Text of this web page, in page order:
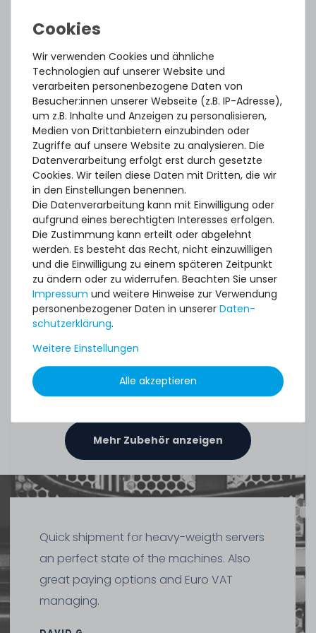
ZUBEHÖR & ERSATZTEILE
Thermal Grizzly Duronaut Wärmeleitpaste / Thermal
Paste - 2g Tube - TG-D-002-R
7Stück sofort lieferbar
1-2 Tage*
9,90 € *
2Gramm | 4.950,00 € / Kilogramm
Thermal Grizzly Duronaut Wärmeleitpaste / Thermal
Paste - 6g Tube - TG-D-006-R
17,90 € *
6 Gramm | 2.983,33 € / Kilogramm
SERVERSHOP24 Wärmeleitpaste / Thermal Paste - 1.5g
Tube, >5.15W/m-k
Mehr Zubehör anzeigen
Quick shipment for heavy-weigth servers
an perfect state of the machines. Also
great paying options and Euro VAT
managing.
Wir verwenden Cookies und ähnliche
Technologien auf unserer Website und
verarbeiten personenbezogene Daten von
Besucher:innen unserer Webseite (z.B. IP-Adresse),
um z.B. Inhalte und Anzeigen zu personalisieren,
Medien von Drittanbietern einzubinden oder
Zugriffe auf unsere Website zu analysieren. Die
Datenverarbeitung erfolgt erst durch gesetzte
Cookies. Wir teilen diese Daten mit Dritten, die wir
in den Einstellungen benennen.
Die Datenverarbeitung kann mit Einwilligung oder
aufgrund eines berechtigten Interesses erfolgen.
Die Zustimmung kann erteilt oder abgelehnt
werden. Es besteht das Recht, nicht einzuwilligen
und die Einwilligung zu einem späteren Zeitpunkt
zu ändern oder zu widerrufen. Beachten Sie unser
Impressum und weitere Hinweise zur Verwendung
personenbezogener Daten in unserer Daten­
schutz­erklärung.
Weitere Einstellungen
Alle akzeptieren